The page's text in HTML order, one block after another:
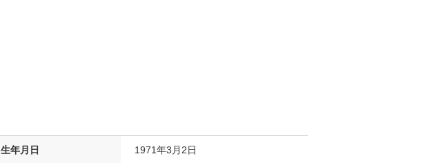
生年月日 1971年3月2日